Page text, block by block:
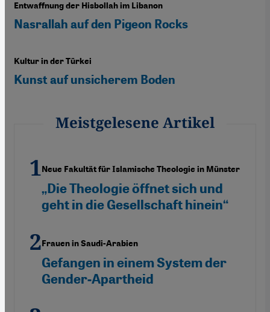
Entwaffnung der Hisbollah im Libanon
Nasrallah auf den Pigeon Rocks
Kultur in der Türkei
Kunst auf unsicherem Boden
Meistgelesene Artikel
Neue Fakultät für Islamische Theologie in Münster
„Die Theologie öffnet sich und
geht in die Gesellschaft hinein“
Frauen in Saudi-Arabien
Gefangen in einem System der
Gender-Apartheid